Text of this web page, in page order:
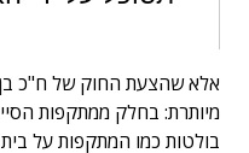
אלא שהצעת החוק של ח"כ
מיותרת: בחלק ממתקפות
בולטות כמו המתקפות על